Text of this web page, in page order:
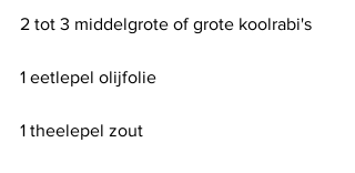
2 tot 3 middelgrote of grote koolrabi's
1 eetlepel olijfolie
1 theelepel zout